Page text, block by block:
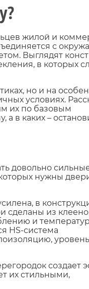
жилой и
с
Выглядят
в которых
но и на
условиях.
их по базовым
а в каких –
довольно
нужны
в
сделаны из
и
HS-система
создает
их стильными,